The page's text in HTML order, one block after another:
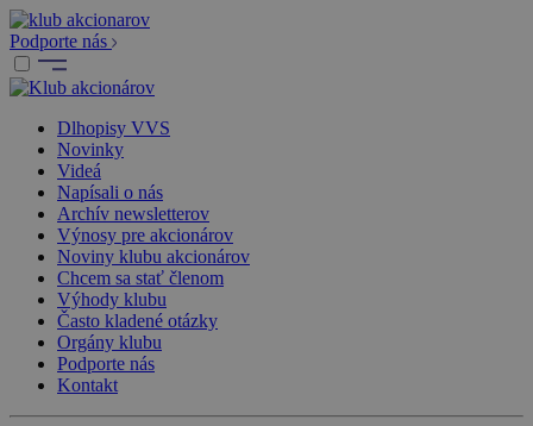
Podporte nás
Dlhopisy VVS
Novinky
Videá
Napísali o nás
Archív newsletterov
Výnosy pre akcionárov
Noviny klubu akcionárov
Chcem sa stať členom
Výhody klubu
Často kladené otázky
Orgány klubu
Podporte nás
Kontakt